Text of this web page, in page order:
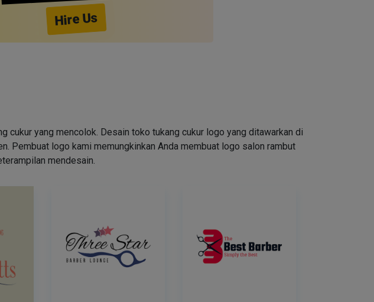
Hire Us
cukur yang mencolok. Desain toko tukang cukur logo yang ditawarkan di
Pembuat logo kami memungkinkan Anda membuat logo salon rambut
mendesain.